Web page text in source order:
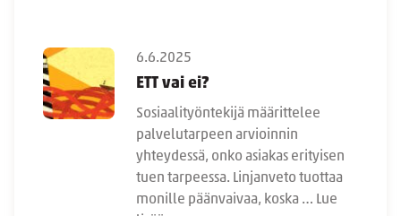
6.6.2025
ETT vai ei?
Sosiaalityöntekijä määrittelee
palvelutarpeen arvioinnin
yhteydessä, onko asiakas erityisen
tuen tarpeessa. Linjanveto tuottaa
monille päänvaivaa, koska … Lue